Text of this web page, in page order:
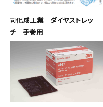
司化成工業 ダイヤストレッ
チ 手巻用